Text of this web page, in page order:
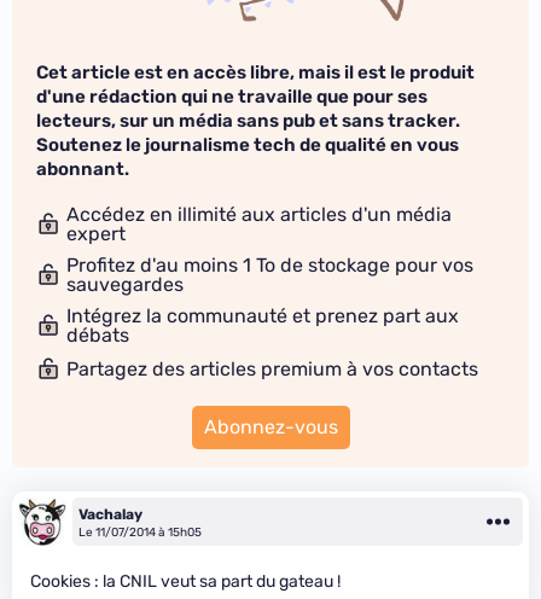
Cet article est en accès libre, mais il est le produit
d'une rédaction qui ne travaille que pour ses
lecteurs, sur un média sans pub et sans tracker.
Soutenez le journalisme tech de qualité en vous
abonnant.
Accédez en illimité aux articles d'un média
expert
Profitez d'au moins 1 To de stockage pour vos
sauvegardes
Intégrez la communauté et prenez part aux
débats
Partagez des articles premium à vos contacts
Abonnez-vous
Vachalay
Le 11/07/2014 à 15h05
Cookies : la CNIL veut sa part du gateau !